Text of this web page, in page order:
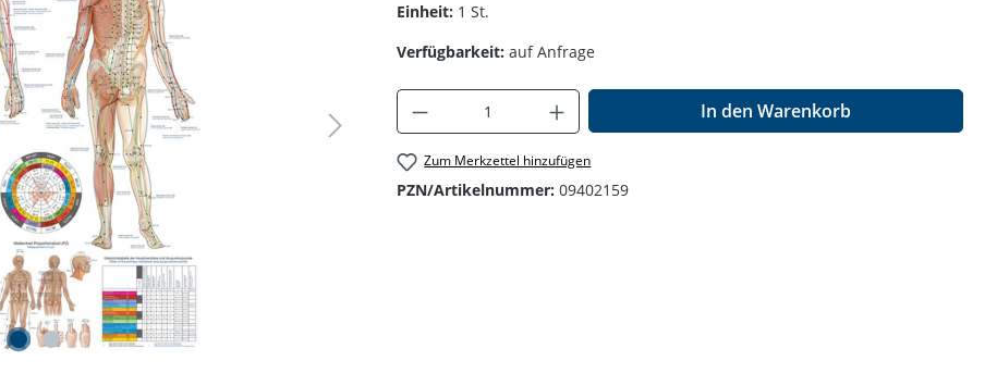
Einheit: 1 St.
Verfügbarkeit: auf Anfrage
Produkt Anzahl: Gib den gewünschten Wert
In den Warenkorb
Zum Merkzettel hinzufügen
PZN/Artikelnummer: 09402159